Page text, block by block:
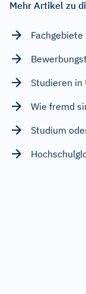
Mehr Artikel zu
Studieren in
Wie fremd
Studium